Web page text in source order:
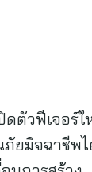
ดตัวฟีเจอร์ใ
ภัยมิจฉาชีพ